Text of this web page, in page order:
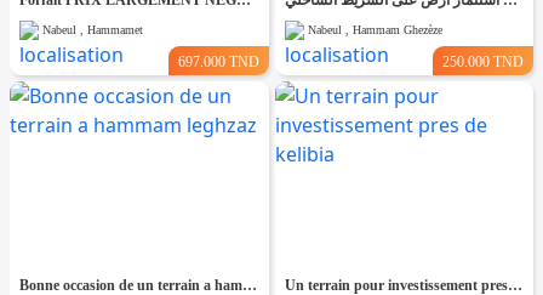
Nabeul , Hammamet
697.000 TND
Nabeul , Hammam Ghezèze
250.000 TND
Bonne occasion de un terrain a hammam leghzaz Un terrain pour investissement pres de kelibia